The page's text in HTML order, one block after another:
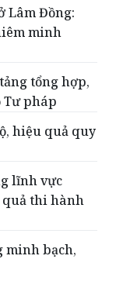
Lâm Đồng:
minh
tổng hợp,
pháp
hiệu quả quy
lĩnh vực
quả thi hành
minh bạch,